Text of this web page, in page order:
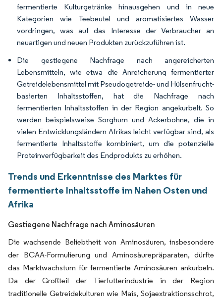
fermentierte Kulturgetränke hinausgehen und in neue
Kategorien wie Teebeutel und aromatisiertes Wasser
vordringen, was auf das Interesse der Verbraucher an
neuartigen und neuen Produkten zurückzuführen ist.
Die gestiegene Nachfrage nach angereicherten
Lebensmitteln, wie etwa die Anreicherung fermentierter
Getreidelebensmittel mit Pseudogetreide- und Hülsenfrucht-
basierten Inhaltsstoffen, hat die Nachfrage nach
fermentierten Inhaltsstoffen in der Region angekurbelt. So
werden beispielsweise Sorghum und Ackerbohne, die in
vielen Entwicklungsländern Afrikas leicht verfügbar sind, als
fermentierte Inhaltsstoffe kombiniert, um die potenzielle
Proteinverfügbarkeit des Endprodukts zu erhöhen.
Trends und Erkenntnisse des Marktes für
fermentierte Inhaltsstoffe im Nahen Osten und
Afrika
Gestiegene Nachfrage nach Aminosäuren
Die wachsende Beliebtheit von Aminosäuren, insbesondere
der BCAA-Formulierung und Aminosäurepräparaten, dürfte
das Marktwachstum für fermentierte Aminosäuren ankurbeln.
Da der Großteil der Tierfutterindustrie in der Region
traditionelle Getreidekulturen wie Mais, Sojaextraktionsschrot,